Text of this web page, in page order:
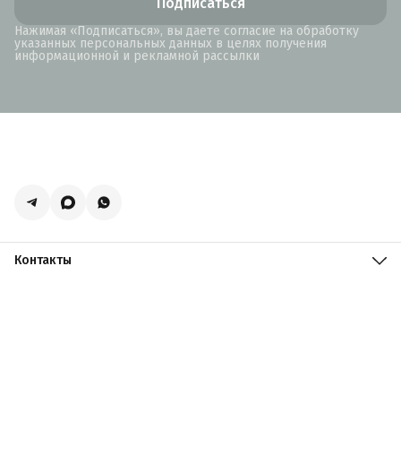
Нажимая «Подписаться», вы даете согласие на обработку
указанных персональных данных в целях получения
информационной и рекламной рассылки
Контакты